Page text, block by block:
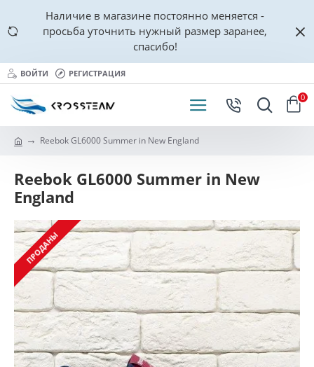
Наличие в магазине постоянно меняется -
просьба уточнить нужный размер заранее,
спасибо!
ВОЙТИ РЕГИСТРАЦИЯ
0
Reebok GL6000 Summer in New England
Reebok GL6000 Summer in New
England
ПРОДАНЫ